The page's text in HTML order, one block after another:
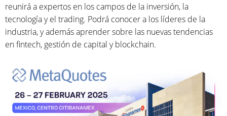
reunirá a expertos en los campos de la inversión, la
tecnología y el trading. Podrá conocer a los líderes de la
industria, y además aprender sobre las nuevas tendencias
en fintech, gestión de capital y blockchain.